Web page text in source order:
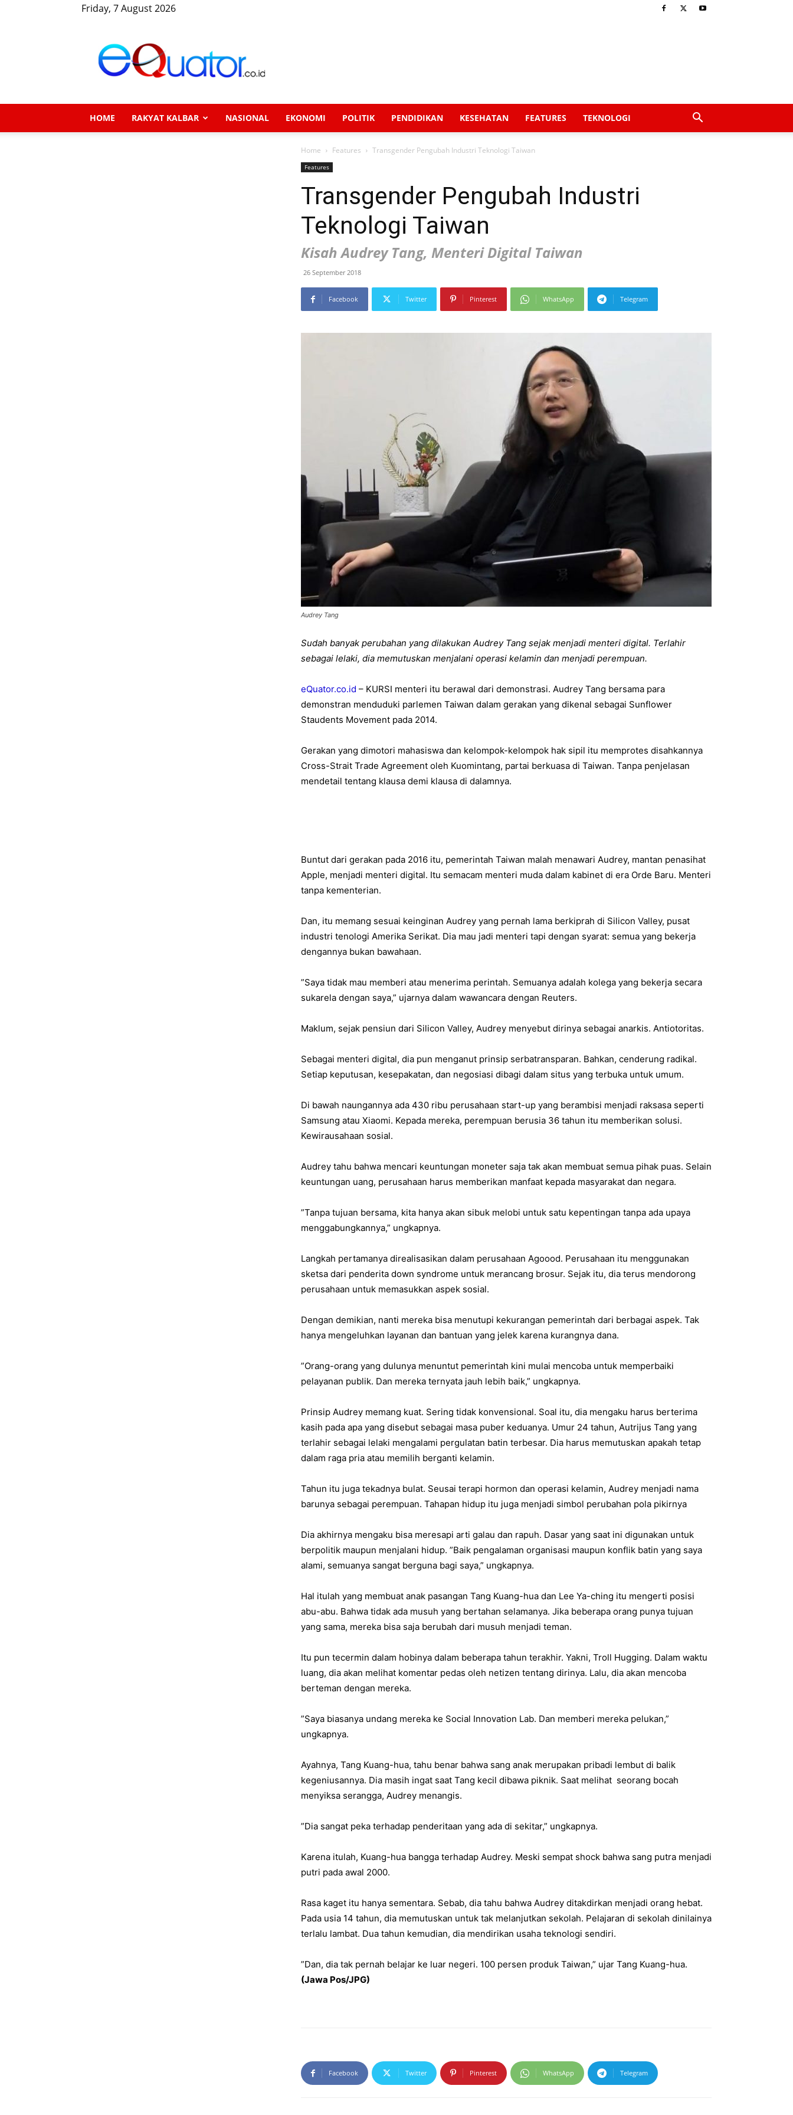
Friday, 7 August 2026
HOME RAKYAT KALBAR NASIONAL EKONOMI POLITIK PENDIDIKAN KESEHATAN FEATURES TEKNOLOGI
Home Features Transgender Pengubah Industri Teknologi Taiwan
Features
Transgender Pengubah Industri
Teknologi Taiwan
Kisah Audrey Tang, Menteri Digital Taiwan
26 September 2018
Facebook Twitter Pinterest WhatsApp Telegram
Audrey Tang
Sudah banyak perubahan yang dilakukan Audrey Tang sejak menjadi menteri digital. Terlahir
sebagai lelaki, dia memutuskan menjalani operasi kelamin dan menjadi perempuan.
eQuator.co.id – KURSI menteri itu berawal dari demonstrasi. Audrey Tang bersama para
demonstran menduduki parlemen Taiwan dalam gerakan yang dikenal sebagai Sunflower
Staudents Movement pada 2014.
Gerakan yang dimotori mahasiswa dan kelompok-kelompok hak sipil itu memprotes disahkannya
Cross-Strait Trade Agreement oleh Kuomintang, partai berkuasa di Taiwan. Tanpa penjelasan
mendetail tentang klausa demi klausa di dalamnya.
Buntut dari gerakan pada 2016 itu, pemerintah Taiwan malah menawari Audrey, mantan penasihat
Apple, menjadi menteri digital. Itu semacam menteri muda dalam kabinet di era Orde Baru. Menteri
tanpa kementerian.
Dan, itu memang sesuai keinginan Audrey yang pernah lama berkiprah di Silicon Valley, pusat
industri tenologi Amerika Serikat. Dia mau jadi menteri tapi dengan syarat: semua yang bekerja
dengannya bukan bawahaan.
”Saya tidak mau memberi atau menerima perintah. Semuanya adalah kolega yang bekerja secara
sukarela dengan saya,” ujarnya dalam wawancara dengan Reuters.
Maklum, sejak pensiun dari Silicon Valley, Audrey menyebut dirinya sebagai anarkis. Antiotoritas.
Sebagai menteri digital, dia pun menganut prinsip serbatransparan. Bahkan, cenderung radikal.
Setiap keputusan, kesepakatan, dan negosiasi dibagi dalam situs yang terbuka untuk umum.
Di bawah naungannya ada 430 ribu perusahaan start-up yang berambisi menjadi raksasa seperti
Samsung atau Xiaomi. Kepada mereka, perempuan berusia 36 tahun itu memberikan solusi.
Kewirausahaan sosial.
Audrey tahu bahwa mencari keuntungan moneter saja tak akan membuat semua pihak puas. Selain
keuntungan uang, perusahaan harus memberikan manfaat kepada masyarakat dan negara.
”Tanpa tujuan bersama, kita hanya akan sibuk melobi untuk satu kepentingan tanpa ada upaya
menggabungkannya,” ungkapnya.
Langkah pertamanya direalisasikan dalam perusahaan Agoood. Perusahaan itu menggunakan
sketsa dari penderita down syndrome untuk merancang brosur. Sejak itu, dia terus mendorong
perusahaan untuk memasukkan aspek sosial.
Dengan demikian, nanti mereka bisa menutupi kekurangan pemerintah dari berbagai aspek. Tak
hanya mengeluhkan layanan dan bantuan yang jelek karena kurangnya dana.
”Orang-orang yang dulunya menuntut pemerintah kini mulai mencoba untuk memperbaiki
pelayanan publik. Dan mereka ternyata jauh lebih baik,” ungkapnya.
Prinsip Audrey memang kuat. Sering tidak konvensional. Soal itu, dia mengaku harus berterima
kasih pada apa yang disebut sebagai masa puber keduanya. Umur 24 tahun, Autrijus Tang yang
terlahir sebagai lelaki mengalami pergulatan batin terbesar. Dia harus memutuskan apakah tetap
dalam raga pria atau memilih berganti kelamin.
Tahun itu juga tekadnya bulat. Seusai terapi hormon dan operasi kelamin, Audrey menjadi nama
barunya sebagai perempuan. Tahapan hidup itu juga menjadi simbol perubahan pola pikirnya
Dia akhirnya mengaku bisa meresapi arti galau dan rapuh. Dasar yang saat ini digunakan untuk
berpolitik maupun menjalani hidup. ”Baik pengalaman organisasi maupun konflik batin yang saya
alami, semuanya sangat berguna bagi saya,” ungkapnya.
Hal itulah yang membuat anak pasangan Tang Kuang-hua dan Lee Ya-ching itu mengerti posisi
abu-abu. Bahwa tidak ada musuh yang bertahan selamanya. Jika beberapa orang punya tujuan
yang sama, mereka bisa saja berubah dari musuh menjadi teman.
Itu pun tecermin dalam hobinya dalam beberapa tahun terakhir. Yakni, Troll Hugging. Dalam waktu
luang, dia akan melihat komentar pedas oleh netizen tentang dirinya. Lalu, dia akan mencoba
berteman dengan mereka.
”Saya biasanya undang mereka ke Social Innovation Lab. Dan memberi mereka pelukan,”
ungkapnya.
Ayahnya, Tang Kuang-hua, tahu benar bahwa sang anak merupakan pribadi lembut di balik
kegeniusannya. Dia masih ingat saat Tang kecil dibawa piknik. Saat melihat seorang bocah
menyiksa serangga, Audrey menangis.
”Dia sangat peka terhadap penderitaan yang ada di sekitar,” ungkapnya.
Karena itulah, Kuang-hua bangga terhadap Audrey. Meski sempat shock bahwa sang putra menjadi
putri pada awal 2000.
Rasa kaget itu hanya sementara. Sebab, dia tahu bahwa Audrey ditakdirkan menjadi orang hebat.
Pada usia 14 tahun, dia memutuskan untuk tak melanjutkan sekolah. Pelajaran di sekolah dinilainya
terlalu lambat. Dua tahun kemudian, dia mendirikan usaha teknologi sendiri.
”Dan, dia tak pernah belajar ke luar negeri. 100 persen produk Taiwan,” ujar Tang Kuang-hua.
(Jawa Pos/JPG)
Facebook Twitter Pinterest WhatsApp Telegram